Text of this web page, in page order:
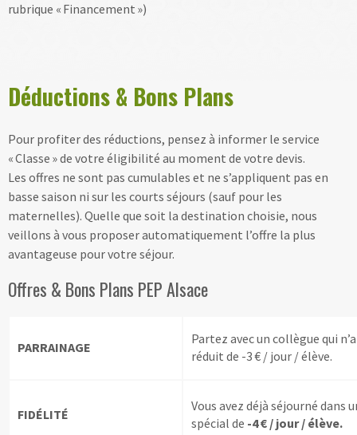
rubrique « Financement »)
Déductions & Bons Plans
Pour profiter des réductions, pensez à informer le service
« Classe » de votre éligibilité au moment de votre devis.
Les offres ne sont pas cumulables et ne s’appliquent pas en
basse saison ni sur les courts séjours (sauf pour les
maternelles). Quelle que soit la destination choisie, nous
veillons à vous proposer automatiquement l’offre la plus
avantageuse pour votre séjour.
Offres & Bons Plans PEP Alsace
PARRAINAGE
Partez avec un collègue qui
réduit de -3 € / jour / élève.
FIDÉLITÉ
Vous avez déjà séjourné dans
spécial de -4 € / jour / élève.